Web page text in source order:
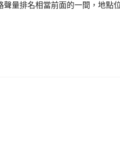
量排名相當前面的一間，地點